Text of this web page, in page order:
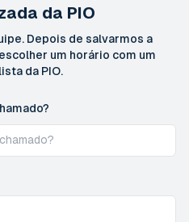
da PIO
Depois de salvarmos a
um horário com um
da PIO.